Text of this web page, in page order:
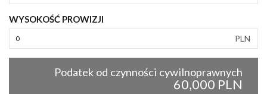
WYSOKOŚĆ PROWIZJI
PLN
Podatek od czynności cywilnoprawnych
60,000 PLN